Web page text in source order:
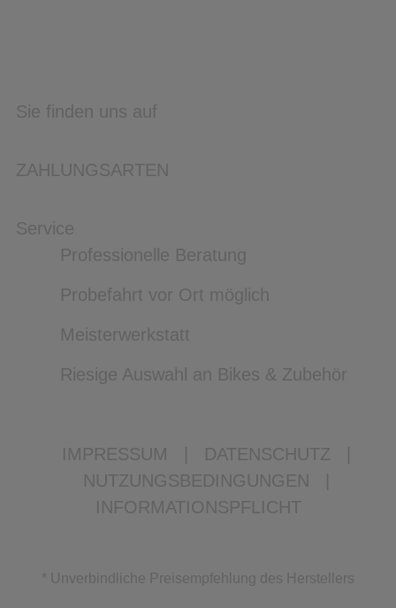
Sie finden uns auf
ZAHLUNGSARTEN
Service
Professionelle Beratung
Probefahrt vor Ort möglich
Meisterwerkstatt
Riesige Auswahl an Bikes & Zubehör
IMPRESSUM DATENSCHUTZ
NUTZUNGSBEDINGUNGEN
INFORMATIONSPFLICHT
* Unverbindliche Preisempfehlung des Herstellers